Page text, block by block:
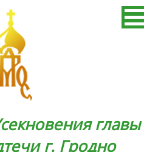
главы
г. Гродно